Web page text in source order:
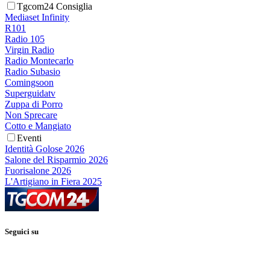
Tgcom24 Consiglia
Mediaset Infinity
R101
Radio 105
Virgin Radio
Radio Montecarlo
Radio Subasio
Comingsoon
Superguidatv
Zuppa di Porro
Non Sprecare
Cotto e Mangiato
Eventi
Identità Golose 2026
Salone del Risparmio 2026
Fuorisalone 2026
L'Artigiano in Fiera 2025
Seguici su